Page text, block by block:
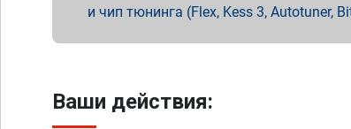
и чип тюнинга (Flex, Kess 3, Autotuner,
Ваши действия: